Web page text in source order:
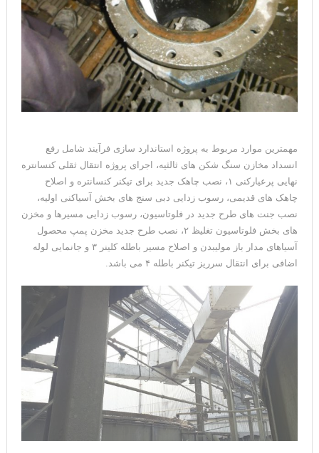
مهمترین موارد مربوط به پروژه استاندارد سازی فرآیند شامل رفع
انسداد مخازن سنگ شکن های ثالثیه، اجرای پروژه انتقال ثقلی کنسانتره
نهایی پرعیارکنی ۱، نصب چاهک جدید برای تیکنر کنسانتره و اصلاح
چاهک های قدیمی، رسوب زدایی دبی سنج های بخش آسیاکنی اولیه،
نصب جنت های طرح جدید در فلوتاسیون، رسوب زدایی مسیرها و مخزن
های بخش فلوتاسیون تغلیظ ۲، نصب طرح جدید مخزن پمپ محصول
آسیاهای مدار باز مولیبدن و اصلاح مسیر باطله کلینر ۳ و جانمایی لوله
اضافی برای انتقال سرریز تیکنر باطله ۴ می باشد.